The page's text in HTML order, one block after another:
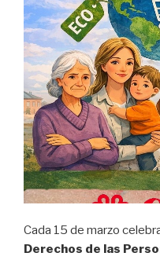
Cada 15 de marzo
Derechos de las